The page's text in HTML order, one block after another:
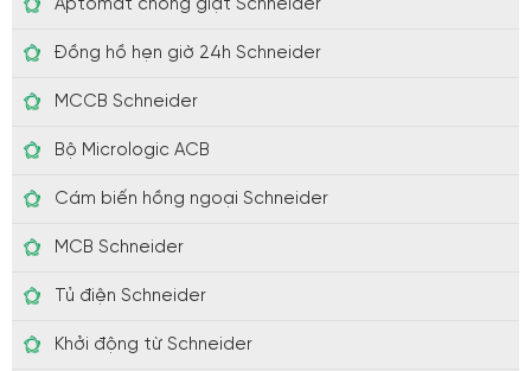
Aptomat chống giật Schneider
Đồng hồ hẹn giờ 24h Schneider
MCCB Schneider
Bộ Micrologic ACB
Cám biến hồng ngoại Schneider
MCB Schneider
Tủ điện Schneider
Khởi động từ Schneider